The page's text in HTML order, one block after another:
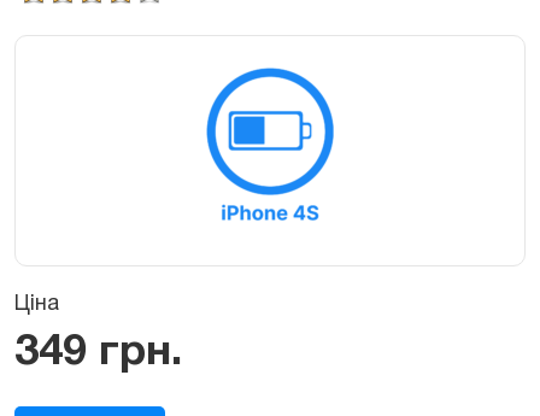
Ціна
349 грн.